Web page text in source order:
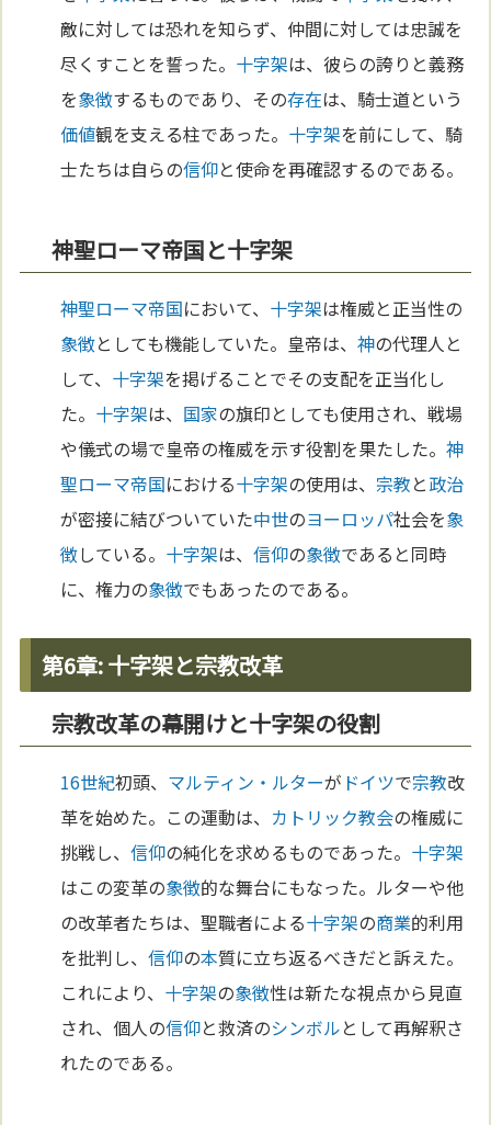
敵に対しては恐れを知らず、仲間に対しては忠誠を
尽くすことを誓った。 十字架は、彼らの誇りと義務
を象徴するものであり、その存在は、騎士道という
価値観を支える柱であった。 十字架を前にして、騎
士たちは自らの信仰と使命を再確認するのである。
神聖ローマ帝国と十字架
神聖ローマ帝国において、 十字架は権威と正当性の
象徴としても機能していた。皇帝は、神の代理人と
して、 十字架を掲げることでその支配を正当化し
た。 十字架は、 国家の旗印としても使用され、戦場
や儀式の場で皇帝の権威を示す役割を果たした。神
聖ローマ帝国における十字架の使用は、 宗教と政治
が密接に結びついていた中世のヨーロッパ社会を象
徴している。 十字架は、信仰の象徴であると同時
に、権力の象徴でもあったのである。
第6章: 十字架と宗教改革
宗教改革の幕開けと十字架の役割
16世紀初頭、 マルティン・ルターが ドイツで宗教改
革を始めた。この運動は、 カトリック教会の権威に
挑戦し、信仰の純化を求めるものであった。 十字架
はこの変革の象徴的な舞台にもなった。ルターや他
の改革者たちは、聖職者による十字架の商業的利用
を批判し、信仰の本質に立ち返るべきだと訴えた。
これにより、 十字架の象徴性は新たな視点から見直
され、個人の信仰と救済のシンボルとして再解釈さ
れたのである。